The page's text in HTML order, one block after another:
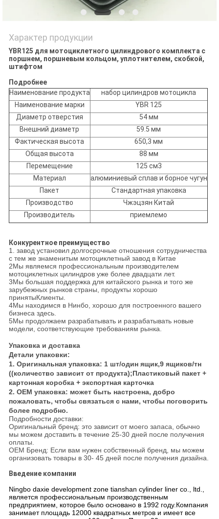
Характер продукции
YBR125 для мотоциклетного цилиндрового комплекта с
поршнем, поршневым кольцом, уплотнителем, скобкой,
штифтом
Подробнее
Наименование продукта
набор цилиндров мотоцикла
Наименование марки
YBR 125
Диаметр отверстия
54 мм
Внешний диаметр
59.5 мм
Фактическая высота
650,3 мм
Общая высота
88 мм
Перемещение
125 см3
Материал
алюминиевый сплав и борное чугун
Пакет
Стандартная упаковка
Производство
Чжэцзян Китай
Производитель
приемлемо
Конкурентное преимущество
1. завод установил долгосрочные отношения сотрудничества
с тем же знаменитым мотоциклетный завод в Китае
2Мы являемся профессиональным производителем
мотоциклетных цилиндров уже более двадцати лет.
3Мы большая поддержка для китайского рынка и того же
зарубежных рынков страны, продукты хорошо
принятыКлиенты.
4Мы находимся в Нинбо, хорошо для построенного вашего
бизнеса здесь.
5Мы продолжаем разрабатывать и разрабатывать новые
модели, соответствующие требованиям рынка.
Упаковка и доставка
Детали упаковки:
1. Оригинальная упаковка: 1 шт/один ящик,9 ящиков/тн
((количество зависит от продукта);Пластиковый пакет +
картонная коробка + экспортная карточка
2. OEM упаковка: может быть настроена, добро
пожаловать, чтобы связаться с нами, чтобы поговорить
более подробно.
Подробности доставки:
Оригинальный бренд: это зависит от моего запаса, обычно
мы можем доставить в течение 25-30 дней после получения
оплаты.
OEM Бренд: Если вам нужен собственный бренд, мы можем
организовать товары в 30- 45 дней после получения дизайна.
Введение компании
Ningbo daxie development zone tianshan cylinder liner co., ltd.,
является профессиональным производственным
предприятием, которое было основано в 1992 году.Компания
занимает площадь 12000 квадратных метров и имеет все